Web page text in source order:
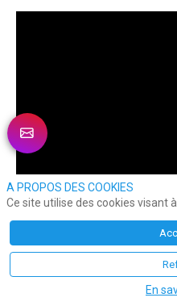
A PROPOS DES COOKIES
Ce site utilise des cookies visant
En